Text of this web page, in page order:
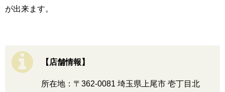
が出来ます。
【店舗情報】
所在地：〒362-0081 埼玉県上尾市 壱丁目北